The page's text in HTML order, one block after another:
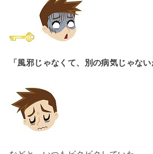
「風邪じゃなくて、別の病気じゃない